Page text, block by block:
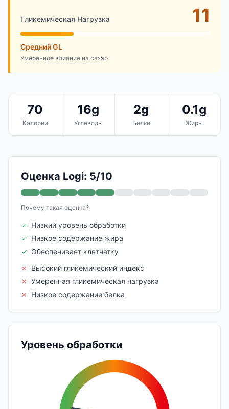
Гликемическая Нагрузка 11
Средний GL
Умеренное влияние на сахар
70
Калории
16g
Углеводы
2g
Белки
0.1g
Жиры
Оценка Logi: 5/10
Почему такая оценка?
✓ Низкий уровень обработки
✓ Низкое содержание жира
✓ Обеспечивает клетчатку
✗
Высокий гликемический индекс
✗ Умеренная гликемическая нагрузка
✗
Низкое содержание белка
Уровень обработки